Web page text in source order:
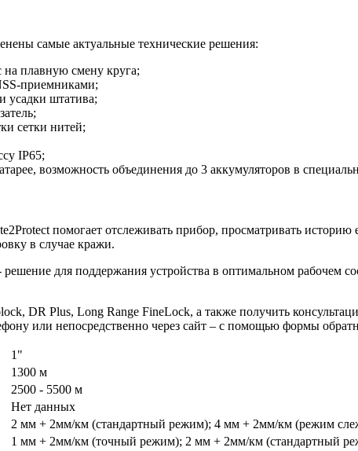
самые актуальные технические решения:
плавную смену круга;
приемниками;
усадки штатива;
сетки нитей;
IP65;
возможность объединения до 3 аккумуляторов в
помогает отслеживать прибор, просматривать
в случае кражи.
решение для поддержания устройства в оптимальном
DR Plus, Long Range FineLock, а также получить
или непосредственно через сайт – с помощью формы
1"
1300 м
2500 - 5500 м
Нет данных
2 мм + 2мм/км (стандартный режим); 4 мм + 2мм/км (режим
1 мм + 2мм/км (точный режим); 2 мм + 2мм/км (стандартный